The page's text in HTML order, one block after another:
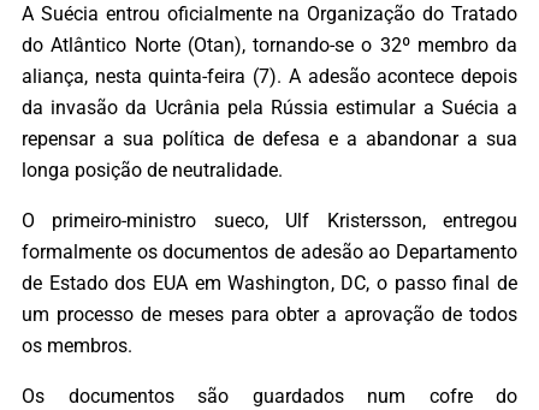
A Suécia entrou oficialmente na Organização do Tratado
do Atlântico Norte (Otan), tornando-se o 32º membro da
aliança, nesta quinta-feira (7). A adesão acontece depois
da invasão da Ucrânia pela Rússia estimular a Suécia a
repensar a sua política de defesa e a abandonar a sua
longa posição de neutralidade.
O primeiro-ministro sueco, Ulf Kristersson, entregou
formalmente os documentos de adesão ao Departamento
de Estado dos EUA em Washington, DC, o passo final de
um processo de meses para obter a aprovação de todos
os membros.
Os documentos são guardados num cofre do